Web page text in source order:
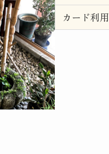
カード利用